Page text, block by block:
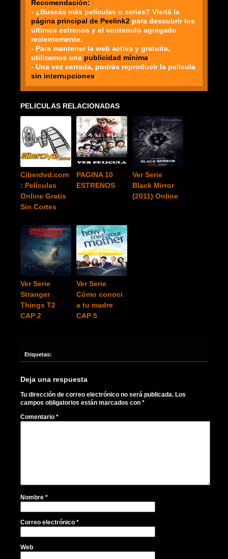
Recomendación:
- ¿Buscás más películas o series? Visitá la
página principal de Peelink2 para descubrir los
últimos estrenos y el contenido agregado
recientemente.
- Para mantener la web activa y gratuita,
utilizamos una publicidad mínima.
- Una vez cerrada, podrás reproducir la película
sin interrupciones.
PELICULAS RELACIONADAS
Ciberdvd.com
: Películas
Online Gratis
Sin Cortes
PAGINA 10
ESTRENOS
Ver Serie
Black Mirror
(2011) Online
Ver Serie
Stranger
Things T2
CAP 2
Ver Serie
Cómo conoci
a tu madre
CAP 5
Etiquetas:
Deja una respuesta
Tu dirección de correo electrónico no será publicada. Los
campos obligatorios están marcados con *
Comentario *
Nombre *
Correo electrónico *
Web